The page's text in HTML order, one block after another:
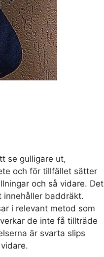
se gulligare ut,
och för tillfället sätter
och så vidare. Det
innehåller baddräkt.
i relevant metod som
de inte få tillträde
är svarta slips